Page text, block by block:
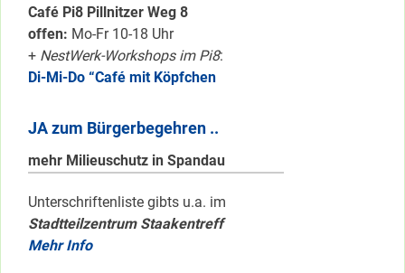
Café Pi8 Pillnitzer Weg 8
offen: Mo-Fr 10-18 Uhr
+ NestWerk-Workshops im Pi8:
Di-Mi-Do “Café mit Köpfchen
JA zum Bürgerbegehren ..
mehr Milieuschutz in Spandau
Unterschriftenliste gibts u.a. im
Stadtteilzentrum Staakentreff
Mehr Info